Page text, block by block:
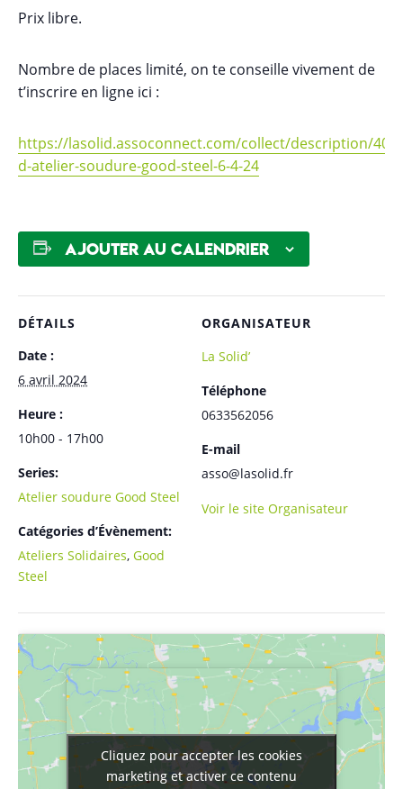
Prix libre.
Nombre de places limité, on te conseille vivement de
t’inscrire en ligne ici :
https://lasolid.assoconnect.com/collect/description/
d-atelier-soudure-good-steel-6-4-24
Ajouter au calendrier
DÉTAILS
Date :
6 avril 2024
Heure :
10h00 - 17h00
Series:
Atelier soudure Good Steel
Catégories d’Évènement:
Ateliers Solidaires, Good
Steel
ORGANISATEUR
La Solid’
Téléphone
0633562056
E-mail
asso@lasolid.fr
Voir le site Organisateur
Cliquez pour accepter les cookies
marketing et activer ce contenu
Cliquez pour accepter les cookies
marketing et activer ce contenu